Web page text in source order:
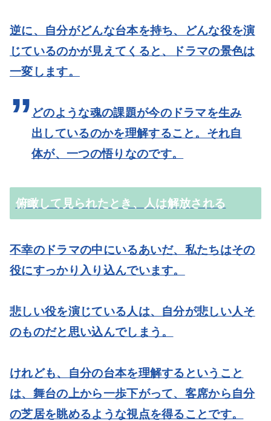
逆に、自分がどんな台本を持ち、どんな役を演
じているのかが見えてくると、ドラマの景色は
一変します。
どのような魂の課題が今のドラマを生み
出しているのかを理解すること。それ自
体が、一つの悟りなのです。
俯瞰して見られたとき、人は解放される
不幸のドラマの中にいるあいだ、私たちはその
役にすっかり入り込んでいます。
悲しい役を演じている人は、自分が悲しい人そ
のものだと思い込んでしまう。
けれども、自分の台本を理解するということ
は、舞台の上から一歩下がって、客席から自分
の芝居を眺めるような視点を得ることです。